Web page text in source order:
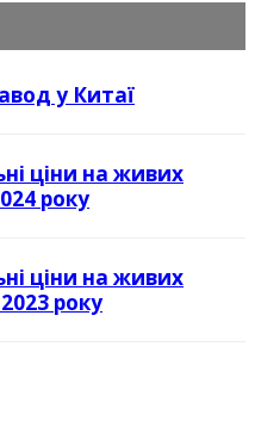
у Китаї
ціни на живих
року
ціни на живих
року